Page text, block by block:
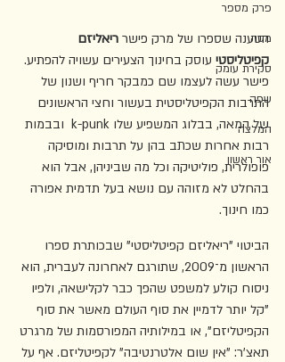
פרק מספר
מסה
סקירת עומק
שפה
המלצה
אור ראשון
הטענה שספרו של מרק פישר ריאליזם
קפיטליסטי עוסק בחינוך הצעירים עשויה להפתיע.
פישר עשה לעצמו שם כמבקר חריף ושנון של
התרבות הקפיטליסטית בעשור וחצי הראשונים
של המאה, בבלוג המשפיע שלו k-punk  ובבמות
רבות אחרות שכתב בהן על תרבות ומוסיקה
פופולרית, פוליטיקה וכל מה שביניהן, אבל הוא
בהחלט לא מזוהה עם נושא בעל תדמית אפורה
כמו חינוך.
הביטוי "ריאליזם קפיטליסטי" שבכותרת ספרו
הראשון מ־2009, שתורגם לאחרונה לעברית, הוא
ניסוח קולע למשפט שהפך כבר לקלישאה, ולפיו
"קל יותר לדמיין את סוף העולם מאשר את סוף
הקפיטליזם", או במילותיה המפורסמות של מרגרט
תאצ'ר: "אין שום אלטרנטיבה" לקפיטליזם. אף על